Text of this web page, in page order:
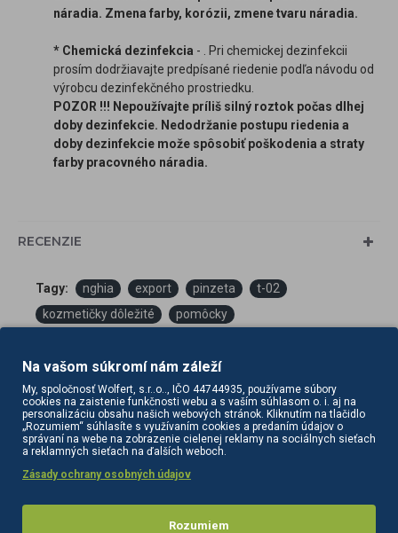
náradia. Zmena farby, korózii, zmene tvaru náradia.
* Chemická dezinfekcia - . Pri chemickej dezinfekcii
prosím dodržiavajte predpísané riedenie podľa návodu od
výrobcu dezinfekčného prostriedku.
POZOR !!! Nepoužívajte príliš silný roztok počas dlhej
doby dezinfekcie. Nedodržanie postupu riedenia a
doby dezinfekcie može spôsobiť poškodenia a straty
farby pracovného náradia.
RECENZIE
Tagy: nghia export pinzeta
t-02
kozmetičky dôležité
pomôcky
PODOBNÉ PRODUKTY
Na vašom súkromí nám záleží
My, spoločnosť Wolfert, s.r..o.., IČO 44744935, používame súbory
cookies na zaistenie funkčnosti webu a s vaším súhlasom o. i. aj na
personalizáciu obsahu našich webových stránok. Kliknutím na tlačidlo
„Rozumiem“ súhlasíte s využívaním cookies a predaním údajov o
správaní na webe na zobrazenie cielenej reklamy na sociálnych sieťach
a reklamných sieťach na ďalších weboch.
Zásady ochrany osobných údajov
Rozumiem